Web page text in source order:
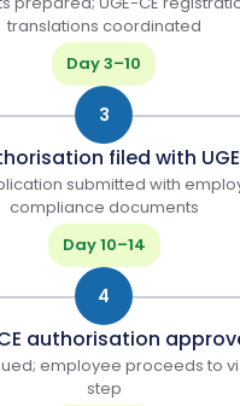
translations coordinated
Day 3–10
3
filed with
submitted with
compliance documents
Day 10–14
4
authorisation
employee proceeds to
step